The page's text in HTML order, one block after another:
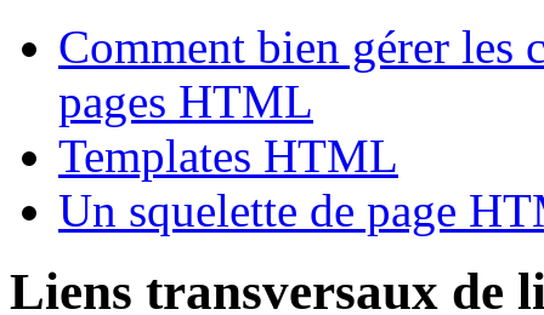
Comment bien gérer les
pages HTML
Templates HTML
Un squelette de page
Liens transversaux de